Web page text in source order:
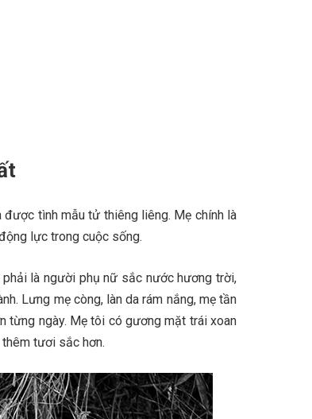
tình mẫu tử thiêng liêng. Mẹ chính là
lực trong cuộc sống.
là người phụ nữ sắc nước hương trời,
Lưng mẹ còng, làn da rám nắng, mẹ tần
từng ngày. Mẹ tôi có gương mặt trái xoan
tươi sắc hơn.